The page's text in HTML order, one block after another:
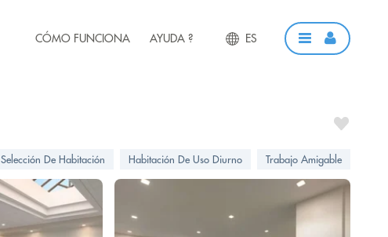
CÓMO FUNCIONA AYUDA ? ES
Selección De Habitación Habitación De Uso Diurno Trabajo Amigable